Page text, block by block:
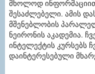
მხოლოდ
შესაძლებელი. ამის
მშენებლობის
ნეირონის აკადემია.
ინტელექტის კურსებს
დაინტერესებული